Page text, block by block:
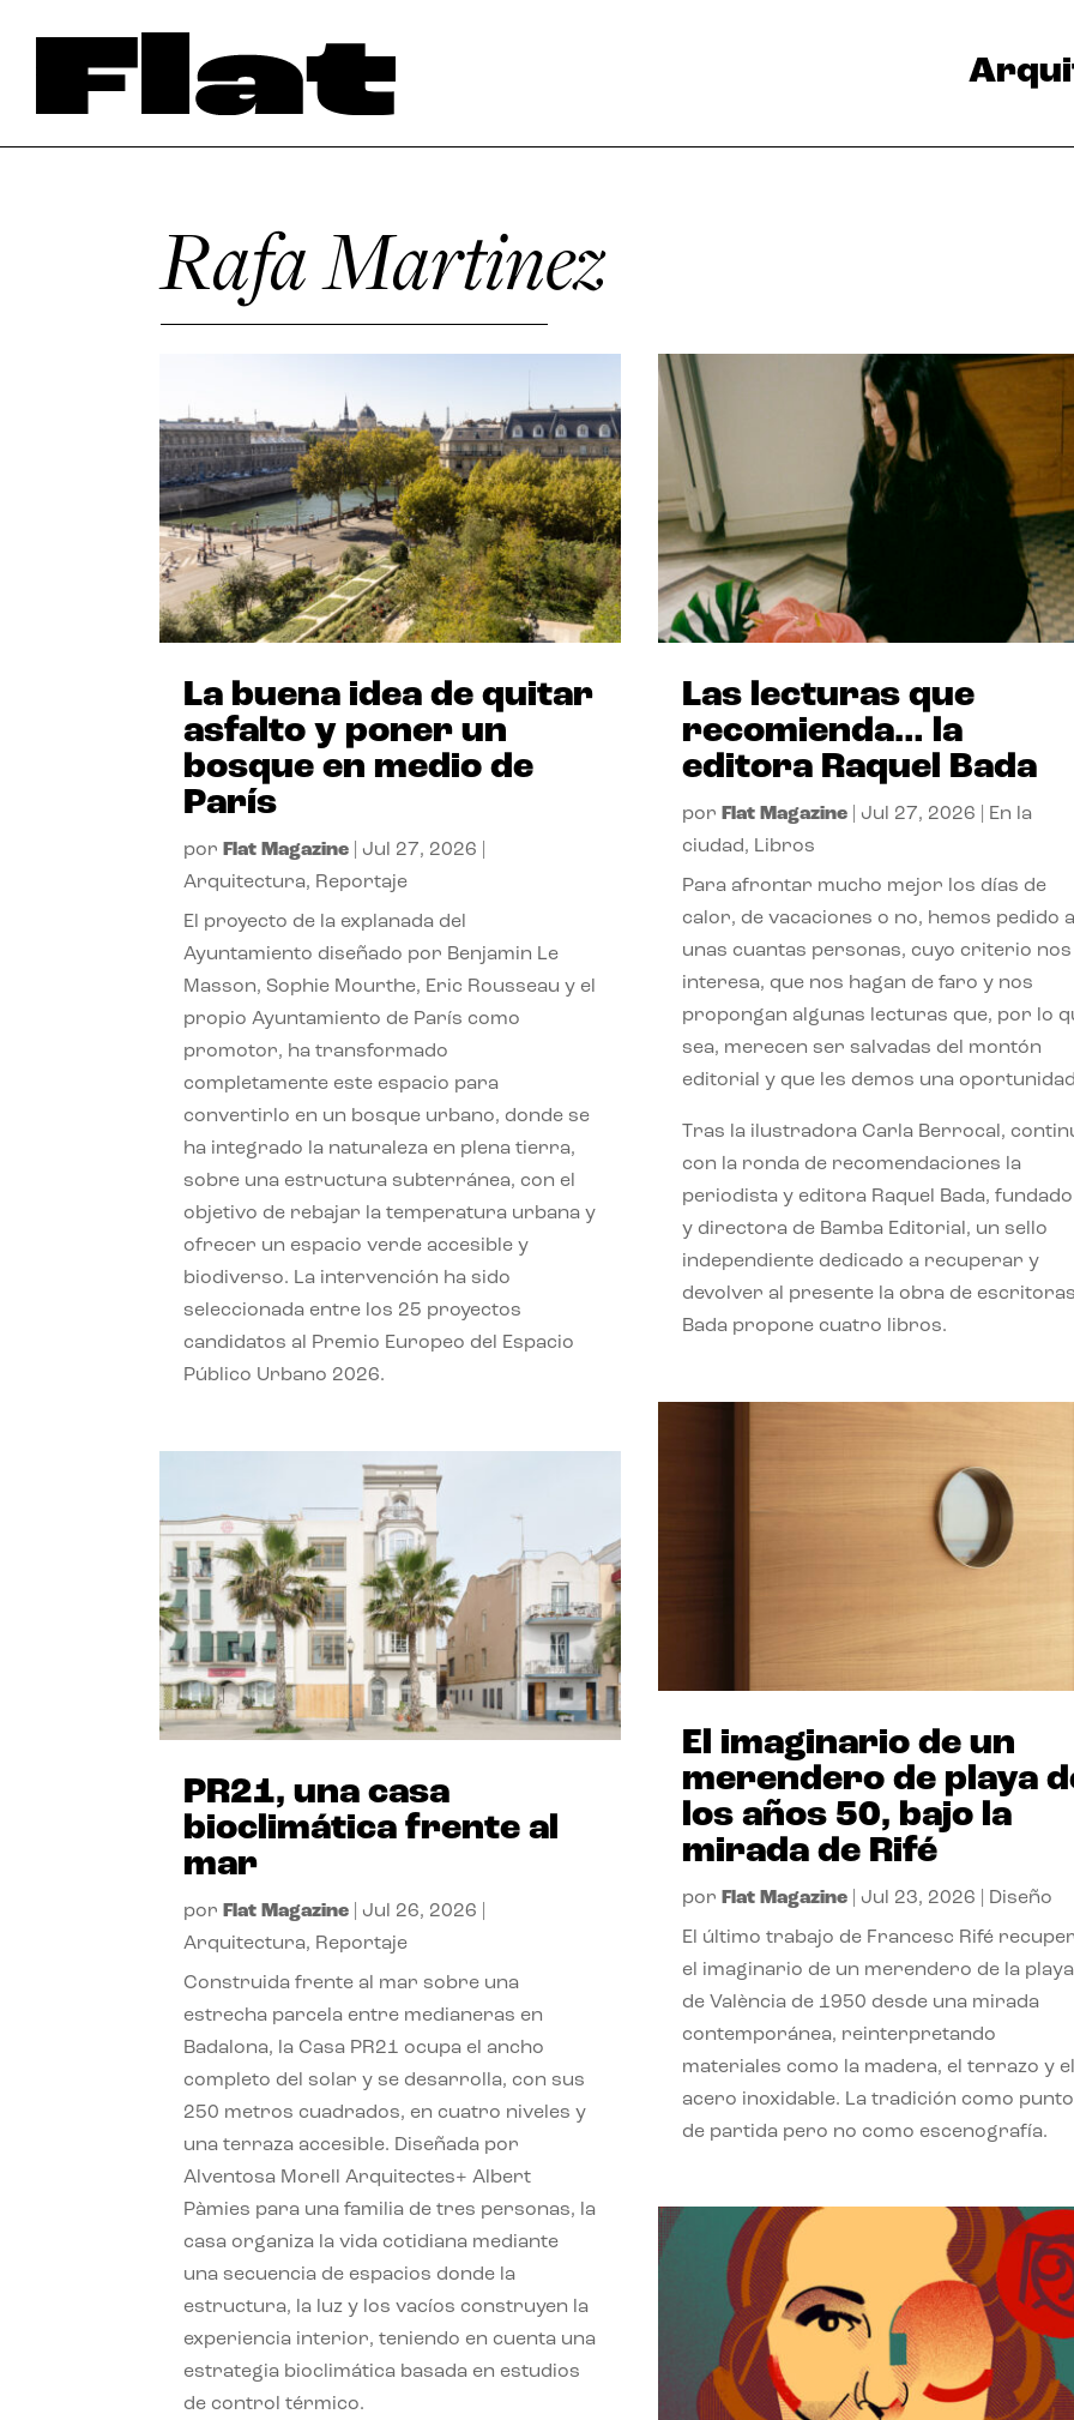
Rafa Martinez
La buena idea de quitar
asfalto y poner un
bosque en medio de
París
por Flat Magazine Jul 27, 2026
Arquitectura, Reportaje
El proyecto de la explanada del
Ayuntamiento diseñado por Benjamin Le
Masson, Sophie Mourthe, Eric Rousseau y el
propio Ayuntamiento de París como
promotor, ha transformado
completamente este espacio para
convertirlo en un bosque urbano, donde se
ha integrado la naturaleza en plena tierra,
sobre una estructura subterránea, con el
objetivo de rebajar la temperatura urbana y
ofrecer un espacio verde accesible y
biodiverso. La intervención ha sido
seleccionada entre los 25 proyectos
candidatos al Premio Europeo del Espacio
Público Urbano 2026.
PR21, una casa
bioclimática frente al
mar
por Flat Magazine Jul 26, 2026
Arquitectura, Reportaje
Construida frente al mar sobre una
estrecha parcela entre medianeras en
Badalona, la Casa PR21 ocupa el ancho
completo del solar y se desarrolla, con sus
250 metros cuadrados, en cuatro niveles y
una terraza accesible. Diseñada por
Alventosa Morell Arquitectes+ Albert
Pàmies para una familia de tres personas, la
casa organiza la vida cotidiana mediante
una secuencia de espacios donde la
estructura, la luz y los vacíos construyen la
experiencia interior, teniendo en cuenta una
estrategia bioclimática basada en estudios
de control térmico.
Las lecturas que
recomienda… la
editora Raquel Bada
por Flat Magazine| Jul 27, 2026
En la
ciudad, Libros
Para afrontar mucho mejor los días de
calor, de vacaciones o no, hemos pedido a
unas cuantas personas, cuyo criterio nos
interesa, que nos hagan de faro y nos
propongan algunas lecturas que, por lo
sea, merecen ser salvadas del montón
editorial y que les demos una
Tras la ilustradora Carla Berrocal,
con la ronda de recomendaciones la
periodista y editora Raquel Bada,
y directora de Bamba Editorial, un sello
independiente dedicado a recuperar y
devolver al presente la obra de
Bada propone cuatro libros.
El imaginario de un
merendero de playa
los años 50, bajo la
mirada de Rifé
por Flat Magazine| Jul 23, 2026 Diseño
El último trabajo de Francesc Rifé
el imaginario de un merendero de la playa
de València de 1950 desde una mirada
contemporánea, reinterpretando
materiales como la madera, el terrazo y el
acero inoxidable. La tradición como punto
de partida pero no como escenografía.